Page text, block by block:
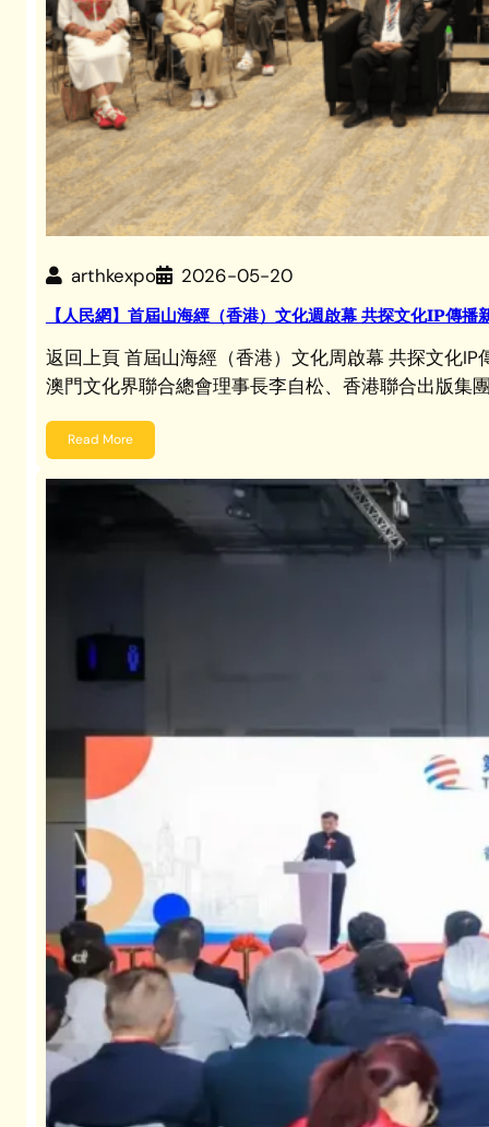
arthkexpo 2026-05-20
【人民網】首屆山海經（香港）文化週啟幕 共探文化IP傳播
返回上頁 首屆山海經（香港）文化周啟幕 共探文
澳門文化界聯合總會理事長李自松、香港聯合出版
Read More